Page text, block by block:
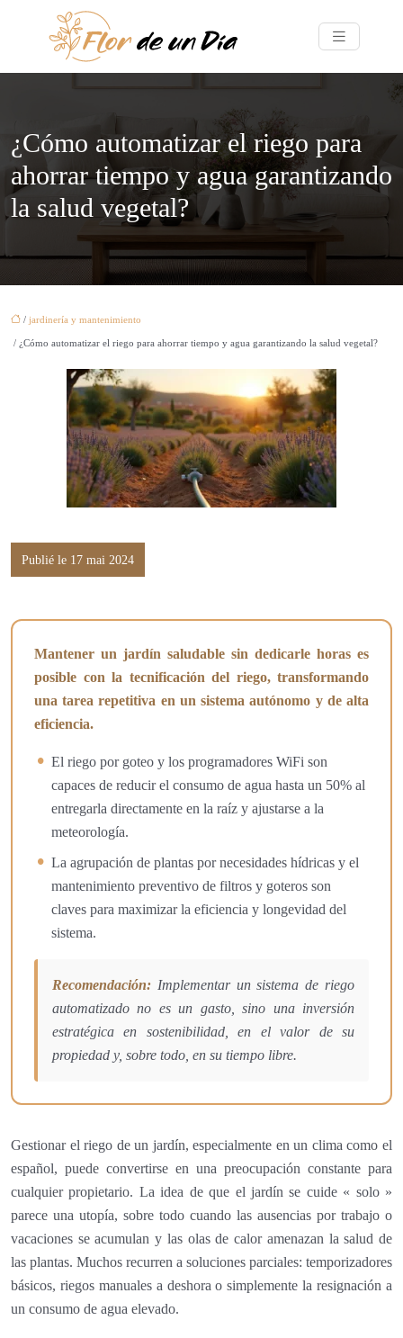
¿Cómo automatizar el riego para
ahorrar tiempo y agua garantizando
la salud vegetal?
/ jardinería y mantenimiento
/ ¿Cómo automatizar el riego para ahorrar tiempo y agua garantizando la salud vegetal?
Publié le 17 mai 2024
Mantener un jardín saludable sin dedicarle horas es
posible con la tecnificación del riego, transformando
una tarea repetitiva en un sistema autónomo y de alta
eficiencia.
El riego por goteo y los programadores WiFi son
capaces de reducir el consumo de agua hasta un 50% al
entregarla directamente en la raíz y ajustarse a la
meteorología.
La agrupación de plantas por necesidades hídricas y el
mantenimiento preventivo de filtros y goteros son
claves para maximizar la eficiencia y longevidad del
sistema.
Recomendación: Implementar un sistema de riego
automatizado no es un gasto, sino una inversión
estratégica en sostenibilidad, en el valor de su
propiedad y, sobre todo, en su tiempo libre.
Gestionar el riego de un jardín, especialmente en un clima como el
español, puede convertirse en una preocupación constante para
cualquier propietario. La idea de que el jardín se cuide « solo »
parece una utopía, sobre todo cuando las ausencias por trabajo o
vacaciones se acumulan y las olas de calor amenazan la salud de
las plantas. Muchos recurren a soluciones parciales: temporizadores
básicos, riegos manuales a deshora o simplemente la resignación a
un consumo de agua elevado.